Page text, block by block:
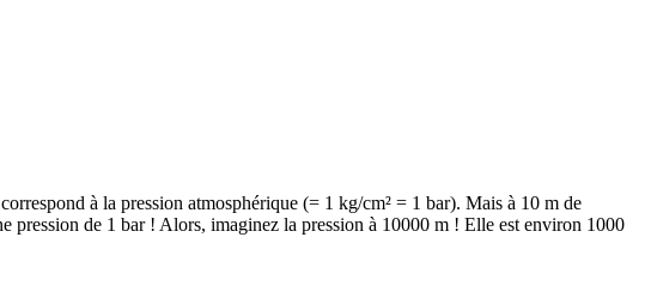
à la pression atmosphérique (= 1 kg/cm² = 1 bar). Mais à 10 m de
pression de 1 bar ! Alors, imaginez la pression à 10000 m ! Elle est environ 1000